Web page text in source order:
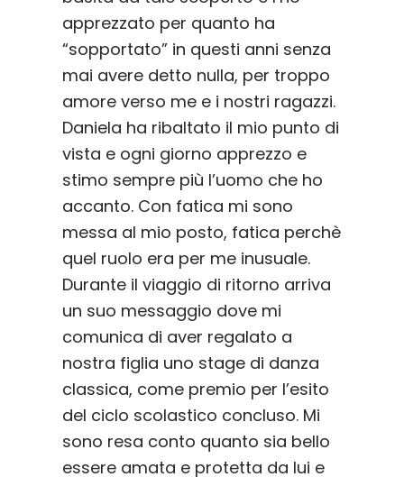
apprezzato per quanto ha
“sopportato” in questi anni senza
mai avere detto nulla, per troppo
amore verso me e i nostri ragazzi.
Daniela ha ribaltato il mio punto di
vista e ogni giorno apprezzo e
stimo sempre più l’uomo che ho
accanto. Con fatica mi sono
messa al mio posto, fatica perchè
quel ruolo era per me inusuale.
Durante il viaggio di ritorno arriva
un suo messaggio dove mi
comunica di aver regalato a
nostra figlia uno stage di danza
classica, come premio per l’esito
del ciclo scolastico concluso. Mi
sono resa conto quanto sia bello
essere amata e protetta da lui e